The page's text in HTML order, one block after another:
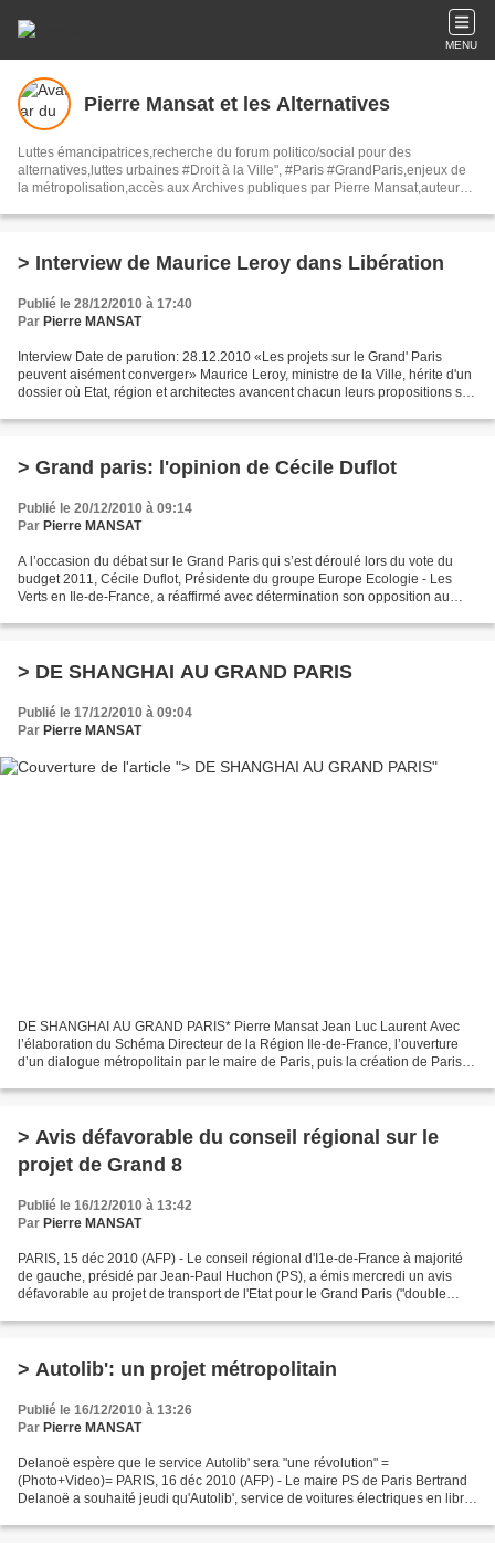
MENU
Pierre Mansat et les Alternatives
Luttes émancipatrices,recherche du forum politico/social pour des
alternatives,luttes urbaines #Droit à la Ville", #Paris #GrandParis,enjeux de
la métropolisation,accès aux Archives publiques par Pierre Mansat,auteur‼️
#Audin>bénevole Secours Populaire>Comité Laghouat-France>#Mumia
> Interview de Maurice Leroy dans Libération
Publié le 28/12/2010 à 17:40
Par Pierre MANSAT
Interview Date de parution: 28.12.2010 «Les projets sur le Grand' Paris
peuvent aisément converger» Maurice Leroy, ministre de la Ville, hérite d'un
dossier où Etat, région et architectes avancent chacun leurs propositions sur
> Grand paris: l'opinion de Cécile Duflot
Publié le 20/12/2010 à 09:14
Par Pierre MANSAT
A l’occasion du débat sur le Grand Paris qui s’est déroulé lors du vote du
budget 2011, Cécile Duflot, Présidente du groupe Europe Ecologie - Les
Verts en Ile-de-France, a réaffirmé avec détermination son opposition au
> DE SHANGHAI AU GRAND PARIS
Publié le 17/12/2010 à 09:04
Par Pierre MANSAT
DE SHANGHAI AU GRAND PARIS* Pierre Mansat Jean Luc Laurent Avec
l’élaboration du Schéma Directeur de la Région Ile-de-France, l’ouverture
d’un dialogue métropolitain par le maire de Paris, puis la création de Paris
> Avis défavorable du conseil régional sur le
projet de Grand 8
Publié le 16/12/2010 à 13:42
Par Pierre MANSAT
PARIS, 15 déc 2010 (AFP) - Le conseil régional d'I1e-de-France à majorité
de gauche, présidé par Jean-Paul Huchon (PS), a émis mercredi un avis
défavorable au projet de transport de l'Etat pour le Grand Paris ("double
> Autolib': un projet métropolitain
Publié le 16/12/2010 à 13:26
Par Pierre MANSAT
Delanoë espère que le service Autolib' sera "une révolution" =
(Photo+Video)= PARIS, 16 déc 2010 (AFP) - Le maire PS de Paris Bertrand
Delanoë a souhaité jeudi qu'Autolib', service de voitures électriques en libre-